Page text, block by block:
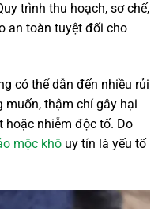
trình thu hoạch, sơ chế,
an toàn tuyệt đối cho
có thể dẫn đến nhiều rủi
muốn, thậm chí gây hại
hoặc nhiễm độc tố. Do
mộc khô uy tín là yếu tố